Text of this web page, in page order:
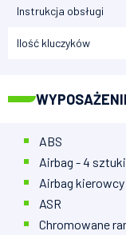
Instrukcja obsługi
Ilość kluczyków
ABS
Airbag - 4 sztuki
Airbag
ASR
Chromowane